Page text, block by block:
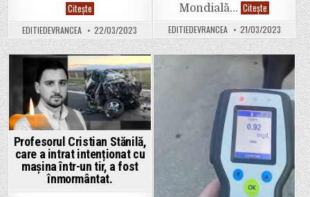
CiteșteDepistat
de
poliţişti
în
timp
ce
conducea
un
autoturism
sub
influenţa
substanţelor
psihoactive
EDITIEDEVRANCEA 22/03/2023
Mondială… Citește
Mondială
a
Apei,
celebrată
de
Vrancea
EDITIEDEVRANCEA 21/03/2023
Posted
in
Profesorul Cristian Stănilă,
care a intrat intenționat cu
mașina într-un tir, a fost
înmormântat.